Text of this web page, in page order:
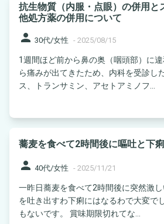
抗生物質（内服・点眼）の併用と
他処方薬の併用について
person 30代/女性 - 2025/08/15
1週間ほど前から鼻の奥（咽頭部）に
ら痛みが出てきたため、内科を受診し
ス、トランサミン、アセトアミノフ...
蕎麦を食べて2時間後に嘔吐と下痢
person 40代/女性 - 2025/11/21
一昨日蕎麦を食べて2時間後に突然激
を吐き出すわ下痢にはなるわで大変で
もないです。 賞味期限切れてな...